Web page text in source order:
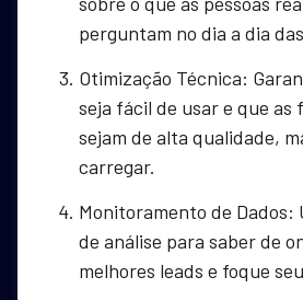
perguntam no dia a dia
Otimização Técnica:
seja fácil de usar e que as
sejam de alta qualidade,
carregar.
Monitoramento de Dados:
de análise para saber de
melhores leads e foque